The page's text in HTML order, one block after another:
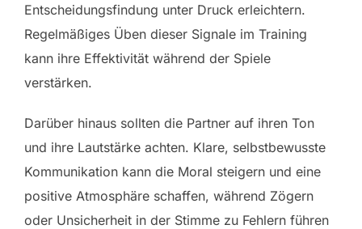
Entscheidungsfindung unter Druck erleichtern.
Regelmäßiges Üben dieser Signale im Training
kann ihre Effektivität während der Spiele
verstärken.
Darüber hinaus sollten die Partner auf ihren Ton
und ihre Lautstärke achten. Klare, selbstbewusste
Kommunikation kann die Moral steigern und eine
positive Atmosphäre schaffen, während Zögern
oder Unsicherheit in der Stimme zu Fehlern führen